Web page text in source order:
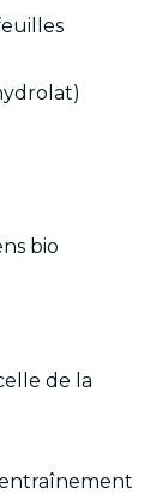
bio
de la